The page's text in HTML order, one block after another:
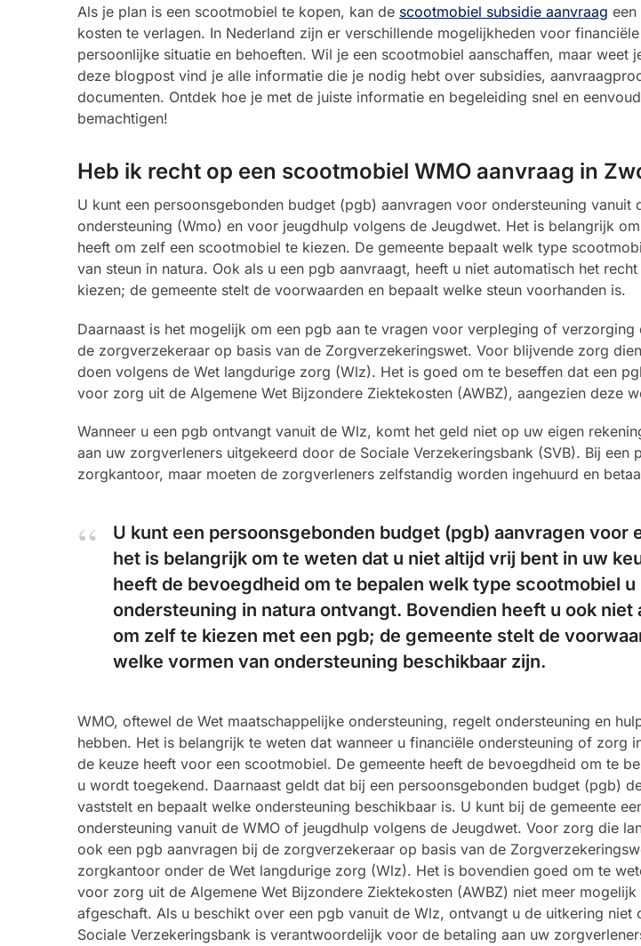
Als je plan is een scootmobiel te kopen, kan de scootmobiel subsidie aanvraag
kosten te verlagen. In Nederland zijn er verschillende mogelijkheden voor
persoonlijke situatie en behoeften. Wil je een scootmobiel aanschaffen, maar weet
deze blogpost vind je alle informatie die je nodig hebt over subsidies,
documenten. Ontdek hoe je met de juiste informatie en begeleiding snel en
bemachtigen!
Heb ik recht op een scootmobiel WMO aanvraag in
U kunt een persoonsgebonden budget (pgb) aanvragen voor ondersteuning vanuit
ondersteuning (Wmo) en voor jeugdhulp volgens de Jeugdwet. Het is belangrijk
heeft om zelf een scootmobiel te kiezen. De gemeente bepaalt welk type
van steun in natura. Ook als u een pgb aanvraagt, heeft u niet automatisch het
kiezen; de gemeente stelt de voorwaarden en bepaalt welke steun voorhanden is.
Daarnaast is het mogelijk om een pgb aan te vragen voor verpleging of verzorging
de zorgverzekeraar op basis van de Zorgverzekeringswet. Voor blijvende zorg
doen volgens de Wet langdurige zorg (Wlz). Het is goed om te beseffen dat een
voor zorg uit de Algemene Wet Bijzondere Ziektekosten (AWBZ), aangezien deze
Wanneer u een pgb ontvangt vanuit de Wlz, komt het geld niet op uw eigen
aan uw zorgverleners uitgekeerd door de Sociale Verzekeringsbank (SVB). Bij een
zorgkantoor, maar moeten de zorgverleners zelfstandig worden ingehuurd en
U kunt een persoonsgebonden budget (pgb) aanvragen voor
het is belangrijk om te weten dat u niet altijd vrij bent in uw
heeft de bevoegdheid om te bepalen welk type scootmobiel
ondersteuning in natura ontvangt. Bovendien heeft u ook
om zelf te kiezen met een pgb; de gemeente stelt de
welke vormen van ondersteuning beschikbaar zijn.
WMO, oftewel de Wet maatschappelijke ondersteuning, regelt ondersteuning en
hebben. Het is belangrijk te weten dat wanneer u financiële ondersteuning of zorg
de keuze heeft voor een scootmobiel. De gemeente heeft de bevoegdheid om te
u wordt toegekend. Daarnaast geldt dat bij een persoonsgebonden budget (pgb)
vaststelt en bepaalt welke ondersteuning beschikbaar is. U kunt bij de gemeente
ondersteuning vanuit de WMO of jeugdhulp volgens de Jeugdwet. Voor zorg die
ook een pgb aanvragen bij de zorgverzekeraar op basis van de
zorgkantoor onder de Wet langdurige zorg (Wlz). Het is bovendien goed om te
voor zorg uit de Algemene Wet Bijzondere Ziektekosten (AWBZ) niet meer
afgeschaft. Als u beschikt over een pgb vanuit de Wlz, ontvangt u de uitkering niet
Sociale Verzekeringsbank is verantwoordelijk voor de betaling aan uw